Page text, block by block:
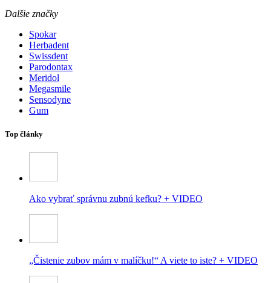
Dalšie značky
Spokar
Herbadent
Swissdent
Parodontax
Meridol
Megasmile
Sensodyne
Gum
Top články
Ako vybrať správnu zubnú kefku? + VIDEO
„Čistenie zubov mám v malíčku!“ A viete to iste? + VIDEO